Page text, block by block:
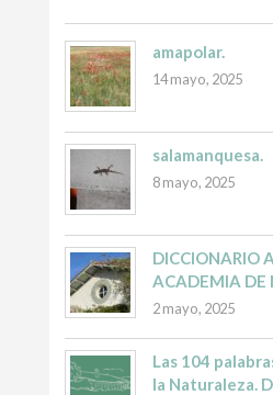
amapolar.
14 mayo, 2025
salamanquesa.
8 mayo, 2025
DICCIONARIO
ACADEMIA DE
2 mayo, 2025
Las 104
la Naturaleza.